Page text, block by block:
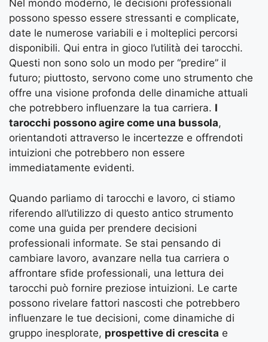
Nel mondo moderno, le decisioni professionali
possono spesso essere stressanti e complicate,
date le numerose variabili e i molteplici percorsi
disponibili. Qui entra in gioco l’utilità dei tarocchi.
Questi non sono solo un modo per “predire” il
futuro; piuttosto, servono come uno strumento che
offre una visione profonda delle dinamiche attuali
che potrebbero influenzare la tua carriera. I
tarocchi possono agire come una bussola,
orientandoti attraverso le incertezze e offrendoti
intuizioni che potrebbero non essere
immediatamente evidenti.
Quando parliamo di tarocchi e lavoro, ci stiamo
riferendo all’utilizzo di questo antico strumento
come una guida per prendere decisioni
professionali informate. Se stai pensando di
cambiare lavoro, avanzare nella tua carriera o
affrontare sfide professionali, una lettura dei
tarocchi può fornire preziose intuizioni. Le carte
possono rivelare fattori nascosti che potrebbero
influenzare le tue decisioni, come dinamiche di
gruppo inesplorate, prospettive di crescita e